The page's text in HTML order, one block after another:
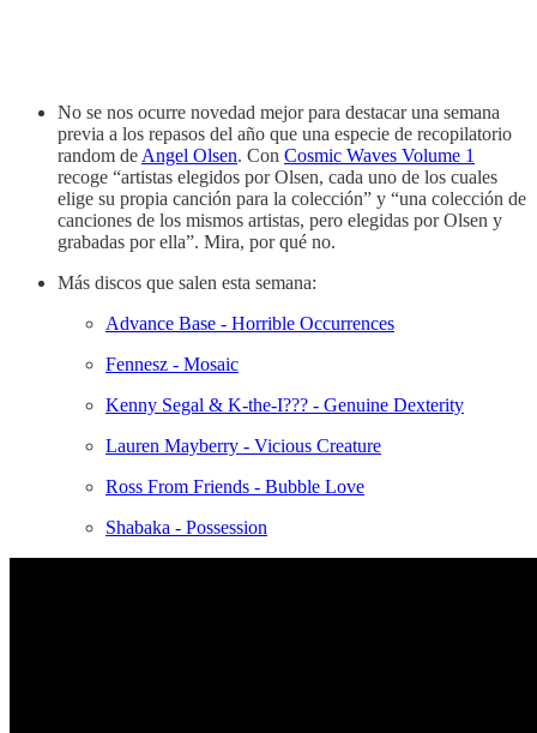
No se nos ocurre novedad mejor para destacar una semana
previa a los repasos del año que una especie de recopilatorio
random de Angel Olsen. Con Cosmic Waves Volume 1
recoge “artistas elegidos por Olsen, cada uno de los cuales
elige su propia canción para la colección” y “una colección de
canciones de los mismos artistas, pero elegidas por Olsen y
grabadas por ella”. Mira, por qué no.
Más discos que salen esta semana:
Advance Base - Horrible Occurrences
Fennesz - Mosaic
Kenny Segal & K-the-I??? - Genuine Dexterity
Lauren Mayberry - Vicious Creature
Ross From Friends - Bubble Love
Shabaka - Possession